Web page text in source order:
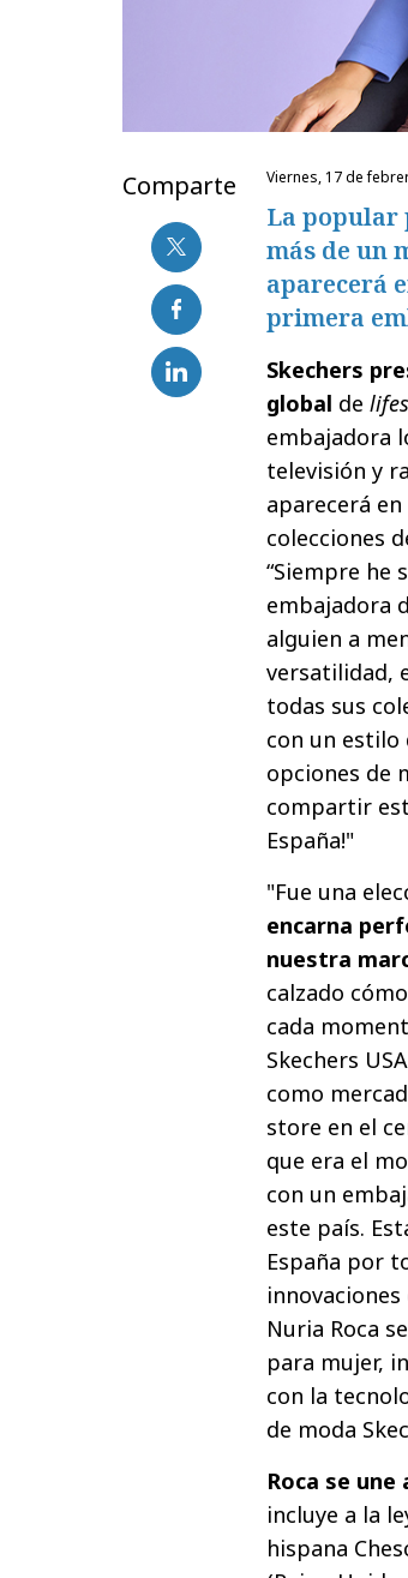
Comparte viernes, 17 de
La popular
más de un
aparecerá
primera
Skechers
global de
embajadora
televisión y
aparecerá
colecciones
“Siempre he
embajadora
alguien a
versatilidad,
todas sus
con un estilo
opciones de
compartir
España!"
"Fue una
encarna
nuestra
calzado
cada
Skechers
como
store en el
que era el
con un
este país.
España por
innovaciones
Nuria Roca
para mujer,
con la
de moda
Roca se une
incluye a la
hispana